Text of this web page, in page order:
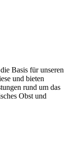
Basis für unseren
und bieten
rund um das
Obst und